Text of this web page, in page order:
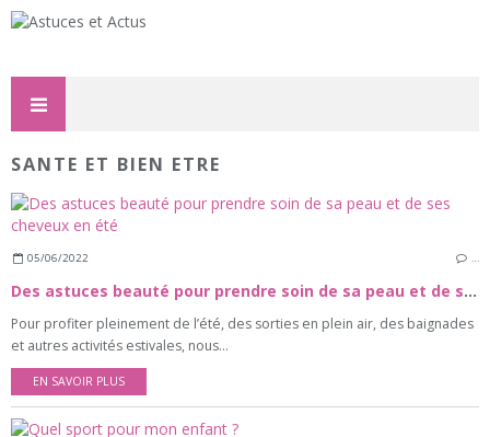
SANTE ET BIEN ETRE
05/06/2022 …
Des astuces beauté pour prendre soin de sa peau et de ses cheveux en été
Pour profiter pleinement de l’été, des sorties en plein air, des baignades
et autres activités estivales, nous...
EN SAVOIR PLUS